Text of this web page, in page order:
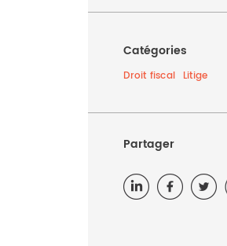
Catégories
Droit fiscal Litige
Partager